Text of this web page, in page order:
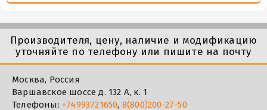
Производителя, цену, наличие и модификацию
уточняйте по телефону или пишите на почту
Москва, Россия
Варшавское шоссе д. 132 А, к. 1
Телефоны: +74993721650, 8(800)200-27-50